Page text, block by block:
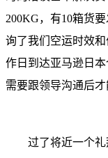
200KG，有10箱货
询了我们空运时效
作日到达亚马逊日
需要跟领导沟通后才
过了将近一个